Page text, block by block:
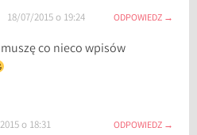
18/07/2015 o 19:24 ODPOWIEDZ
co nieco wpisów
o 18:31 ODPOWIEDZ